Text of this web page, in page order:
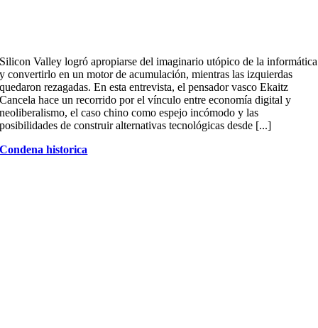
Silicon Valley logró apropiarse del imaginario utópico de la informática
y convertirlo en un motor de acumulación, mientras las izquierdas
quedaron rezagadas. En esta entrevista, el pensador vasco Ekaitz
Cancela hace un recorrido por el vínculo entre economía digital y
neoliberalismo, el caso chino como espejo incómodo y las
posibilidades de construir alternativas tecnológicas desde [...]
Condena historica